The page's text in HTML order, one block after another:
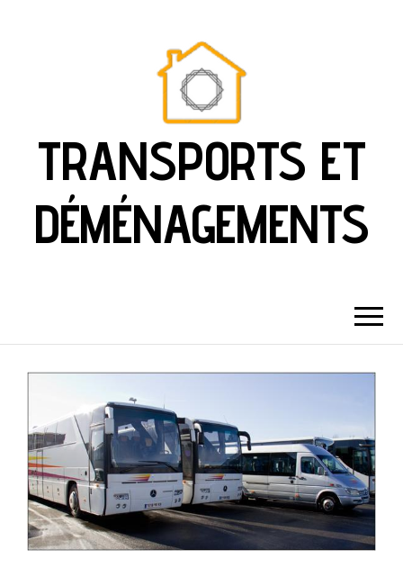
TRANSPORTS ET
DÉMÉNAGEMENTS